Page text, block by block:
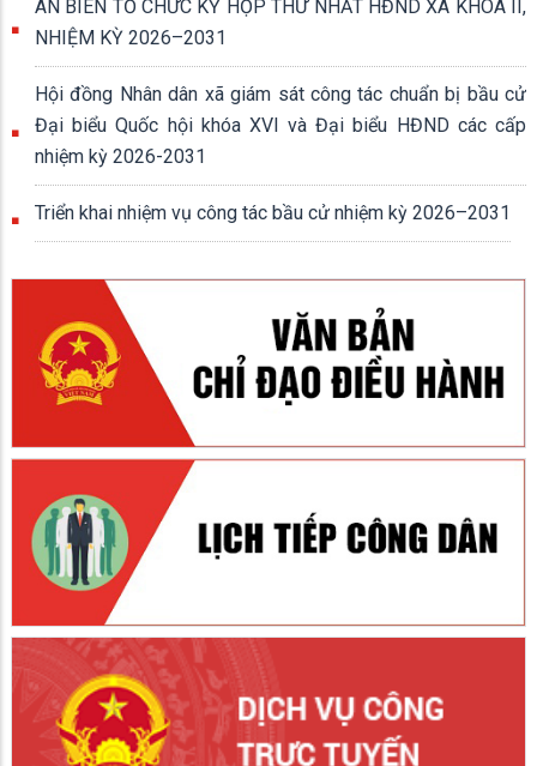
AN BIÊN TỔ CHỨC KỲ HỌP THỨ NHẤT HĐND XÃ KHÓA II,
NHIỆM KỲ 2026–2031
Hội đồng Nhân dân xã giám sát công tác chuẩn bị bầu cử
Đại biểu Quốc hội khóa XVI và Đại biểu HĐND các cấp
nhiệm kỳ 2026-2031
Triển khai nhiệm vụ công tác bầu cử nhiệm kỳ 2026–2031